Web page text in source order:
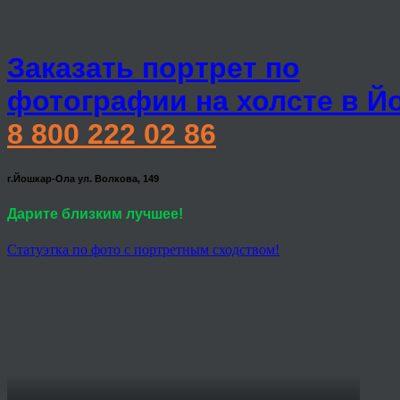
Заказать портрет по
фотографии на холсте в
8 800 222 02 86
г.Йошкар-Ола ул. Волкова, 149
Дарите близким лучшее!
Статуэтка по фото с портретным сходством!